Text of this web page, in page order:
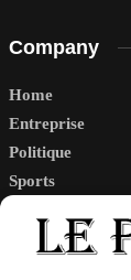
Company
Home
Entreprise
Politique
Sports